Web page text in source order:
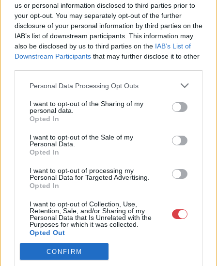
us or personal information disclosed to third parties prior to
your opt-out. You may separately opt-out of the further
disclosure of your personal information by third parties on the
IAB’s list of downstream participants. This information may
also be disclosed by us to third parties on the IAB’s List of
Downstream Participants that may further disclose it to other
Personal Data Processing Opt Outs
I want to opt-out of the Sharing of my
personal data.
Opted In
I want to opt-out of the Sale of my
Personal Data.
Opted In
I want to opt-out of processing my
Personal Data for Targeted Advertising.
Opted In
I want to opt-out of Collection, Use,
Retention, Sale, and/or Sharing of my
Personal Data that Is Unrelated with the
Purposes for which it was collected.
Opted Out
CONFIRM
Tételszám: 265
Eladó adatai
Eladó:
Galéria
1027 Budapest, Csalogány u.
Telefon: (06 1) 331 0513
Bemutatkozás: Az ország legnagyobb múltú, 240 esztendeje
jogfolytonosan működő magyar vállalkozásaként a BÁV ZRt.
megbízhatóságával hagyományosan a magyar
műkereskedelem meghatározó szereplője. A 2007-ben
megújult BÁV Aukciósház mára a magyarországi
és árverési központtá vált. . Hazánk legnagyobb
műkereskedelmi üzlethálózatával rendelkező BÁV ZRt.
felkészült munkatársai a hét hat napján állnak a műtárgyat
eladni, vagy venni kívánók rendelkezésére.
GALÉRIA TOVÁBBI MŰTÁRGYAI